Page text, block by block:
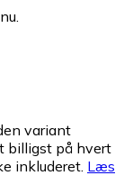
variant
billigst på hvert
inkluderet. Læs